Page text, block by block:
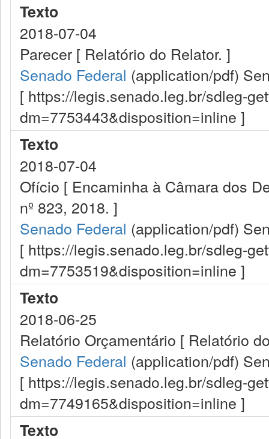
Texto
2018-07-04
Parecer [ Relatório do Relator. ]
Senado Federal (application/pdf)
[ https://legis.senado.leg.br/sdleg-
dm=7753443&disposition=inline ]
Texto
2018-07-04
Ofício [ Encaminha à Câmara dos
nº 823, 2018. ]
Senado Federal (application/pdf)
[ https://legis.senado.leg.br/sdleg-
dm=7753519&disposition=inline ]
Texto
2018-06-25
Relatório Orçamentário [ Relatório
Senado Federal (application/pdf)
[ https://legis.senado.leg.br/sdleg-
dm=7749165&disposition=inline ]
Texto